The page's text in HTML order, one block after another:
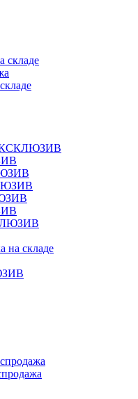
складе
на складе